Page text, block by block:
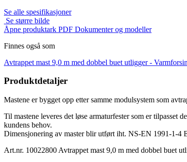
Se alle spesifikasjoner
Se større bilde
Åpne produktark PDF Dokumenter og modeller
Finnes også som
Avtrappet mast 9,0 m med dobbel buet utligger -
Produktdetaljer
Mastene er bygget opp etter samme modulsystem som
Til mastene leveres det løse armaturfester som er tilpasset
kundens behov.
Dimensjonering av master blir utført iht. NS-EN 1991-1-4
Art.nr. 10022800 Avtrappet mast 9,0 m med dobbel buet